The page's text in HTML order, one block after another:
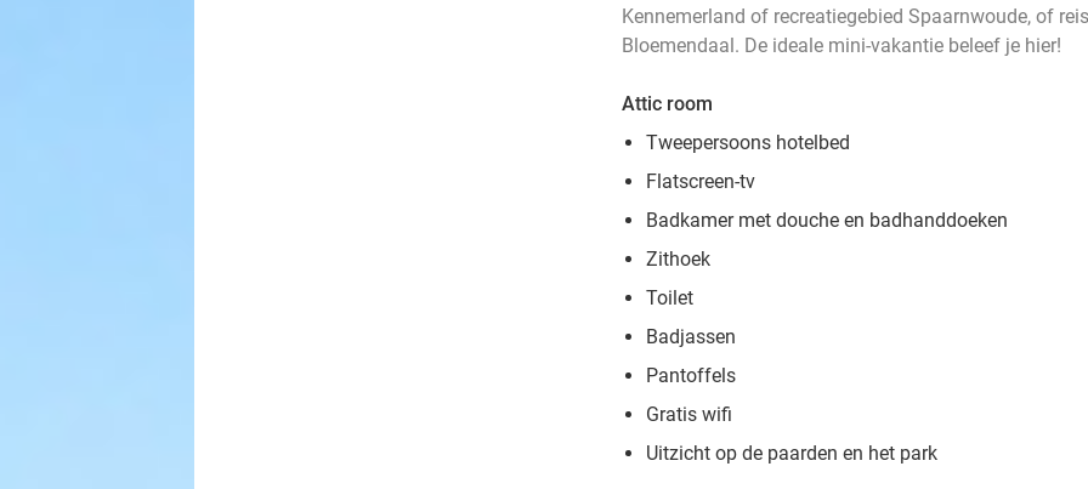
Kennemerland of recreatiegebied Spaarnwoude, of
Bloemendaal. De ideale mini-vakantie beleef je hier!
Attic room
Tweepersoons hotelbed
Flatscreen-tv
Badkamer met douche en badhanddoeken
Zithoek
Toilet
Badjassen
Pantoffels
Gratis wifi
Uitzicht op de paarden en het park